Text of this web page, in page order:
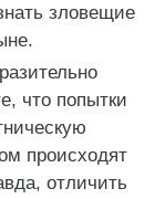
зловещие
что попытки
происходят
отличить